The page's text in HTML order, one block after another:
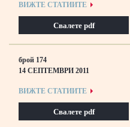
ВИЖТЕ СТАТИИТЕ
Свалете pdf
брой 174
14 СЕПТЕМВРИ 2011
ВИЖТЕ СТАТИИТЕ
Свалете pdf